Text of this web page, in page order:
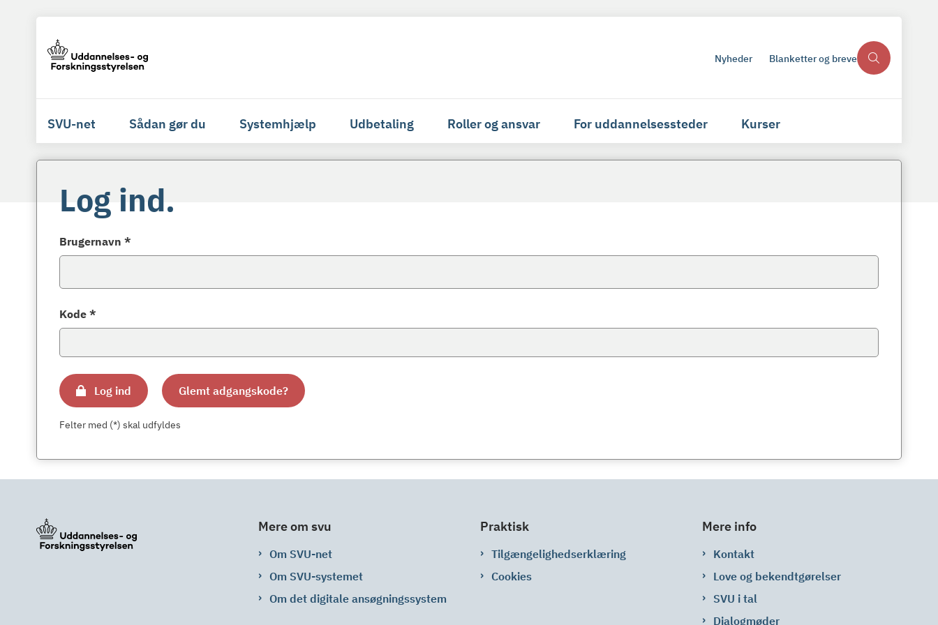
Nyheder Blanketter og breve
SVU-net Sådan gør du Systemhjælp Udbetaling Roller og ansvar For uddannelsessteder Kurser
Log ind.
Brugernavn *
Kode *
Log ind Glemt adgangskode?
Felter med (*) skal udfyldes
Mere om svu
Om SVU-net
Om SVU-systemet
Om det digitale ansøgningssystem
Praktisk
Tilgængelighedserklæring
Cookies
Mere info
Kontakt
Love og bekendtgørelser
SVU i tal
Dialogmøder